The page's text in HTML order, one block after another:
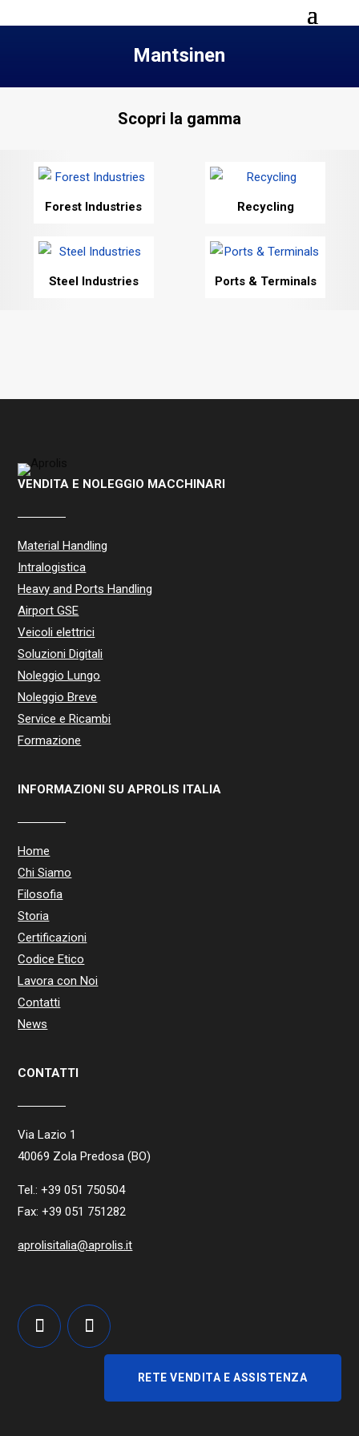
Mantsinen
Scopri la gamma
Forest Industries Recycling
Steel Industries Ports & Terminals
VENDITA E NOLEGGIO MACCHINARI
Material Handling
Intralogistica
Heavy and Ports Handling
Airport GSE
Veicoli elettrici
Soluzioni Digitali
Noleggio Lungo
Noleggio Breve
Service e Ricambi
Formazione
INFORMAZIONI SU APROLIS ITALIA
Home
Chi Siamo
Filosofia
Storia
Certificazioni
Codice Etico
Lavora con Noi
Contatti
News
CONTATTI
Via Lazio 1
40069 Zola Predosa (BO)
Tel.: +39 051 750504
Fax: +39 051 751282
aprolisitalia@aprolis.it
RETE VENDITA E ASSISTENZA